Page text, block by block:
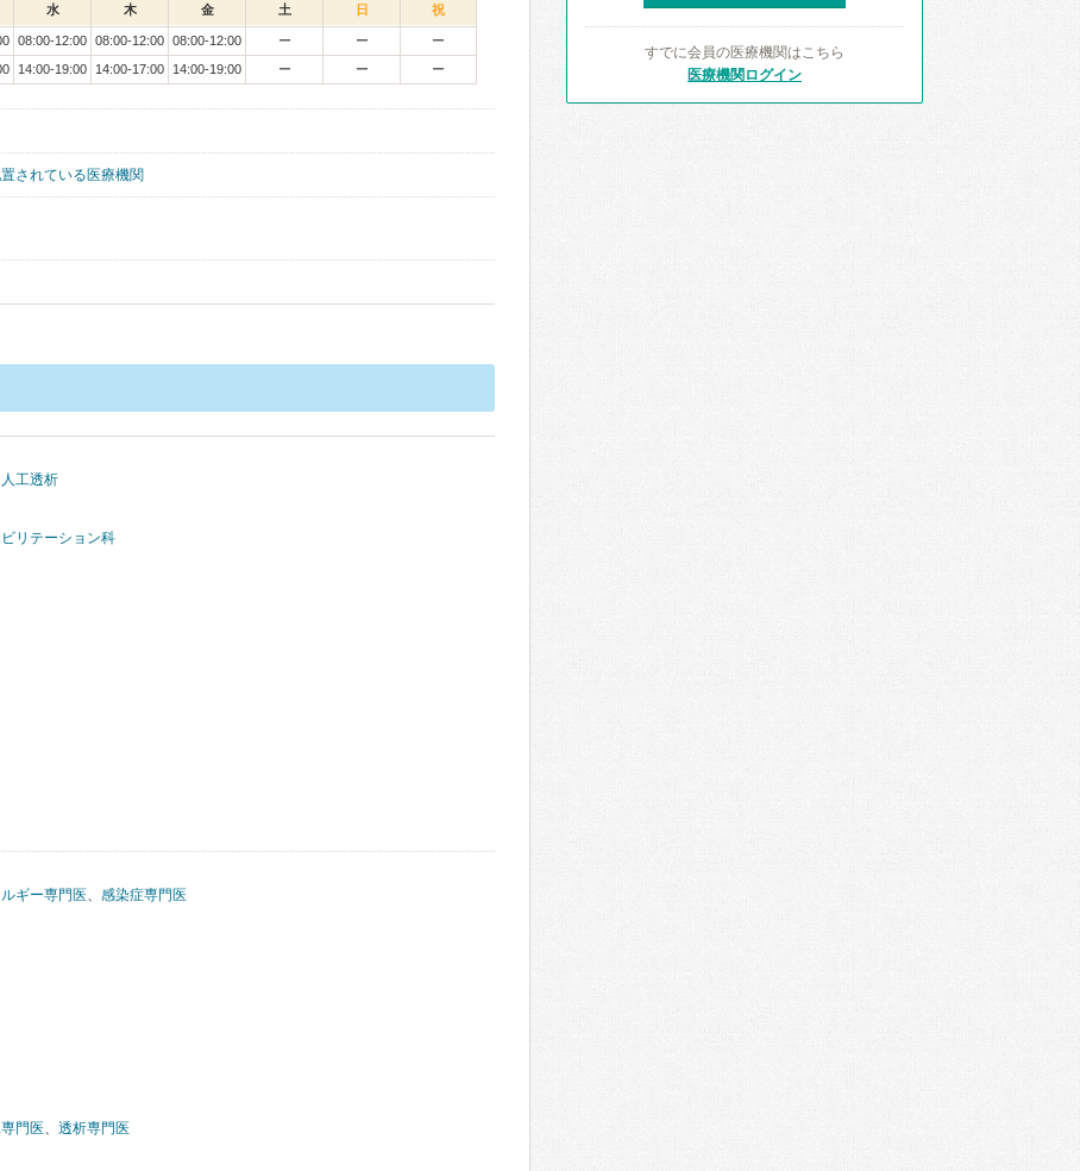
水 木 金 土 日 祝
08:00-12:00 08:00-12:00 08:00-12:00 ー ー
ー
14:00-19:00 14:00-17:00 14:00-19:00 ー ー ー
されている医療機関
人工透析
ビリテーション科
ギー専門医、 感染症専門医
門医、 透析専門医
すでに会員の医療機関はこちら
医療機関ログイン